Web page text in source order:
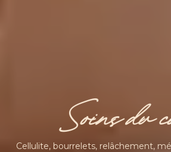
Soins du
Cellulite, bourrelets, relâchement,